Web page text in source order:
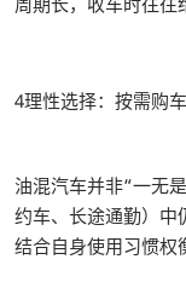
4理性选择：按需购
油混汽车并非“一无
约车、长途通勤）中
结合自身使用习惯权